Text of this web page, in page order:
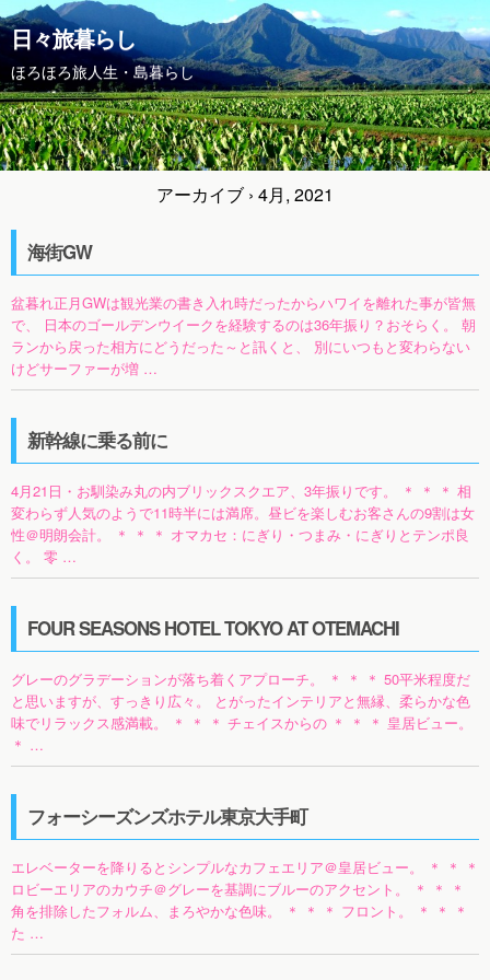
日々旅暮らし
ほろほろ旅人生・島暮らし
アーカイブ › 4月, 2021
海街GW
盆暮れ正月GWは観光業の書き入れ時だったからハワイを離れた事が皆無
で、 日本のゴールデンウイークを経験するのは36年振り？おそらく。 朝
ランから戻った相方にどうだった～と訊くと、 別にいつもと変わらない
けどサーファーが増 …
新幹線に乗る前に
4月21日・お馴染み丸の内ブリックスクエア、3年振りです。 ＊ ＊ ＊ 相
変わらず人気のようで11時半には満席。昼ビを楽しむお客さんの9割は女
性＠明朗会計。 ＊ ＊ ＊ オマカセ：にぎり・つまみ・にぎりとテンポ良
く。 零 …
FOUR SEASONS HOTEL TOKYO AT OTEMACHI
グレーのグラデーションが落ち着くアプローチ。 ＊ ＊ ＊ 50平米程度だ
と思いますが、すっきり広々。 とがったインテリアと無縁、柔らかな色
味でリラックス感満載。 ＊ ＊ ＊ チェイスからの ＊ ＊ ＊ 皇居ビュー。
＊ …
フォーシーズンズホテル東京大手町
エレベーターを降りるとシンプルなカフェエリア＠皇居ビュー。 ＊ ＊ ＊
ロビーエリアのカウチ＠グレーを基調にブルーのアクセント。 ＊ ＊ ＊
角を排除したフォルム、まろやかな色味。 ＊ ＊ ＊ フロント。 ＊ ＊ ＊
た …